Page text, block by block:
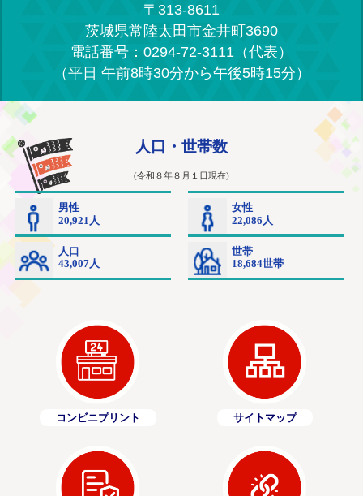
〒313-8611
茨城県常陸太田市金井町3690
電話番号：0294-72-3111（代表）
（平日 午前8時30分から午後5時15分）
コンビニプリント サイトマップ